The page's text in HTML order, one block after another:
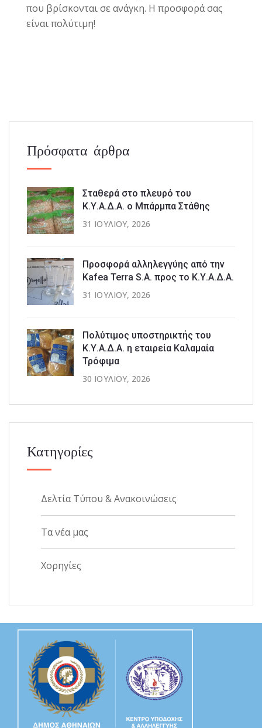
που βρίσκονται σε ανάγκη. Η προσφορά σας
είναι πολύτιμη!
Πρόσφατα άρθρα
Σταθερά στο πλευρό του
Κ.Υ.Α.Δ.Α. ο Μπάρμπα Στάθης
31 ΙΟΥΛΊΟΥ, 2026
Προσφορά αλληλεγγύης από την
Kafea Terra S.A. προς το Κ.Υ.Α.Δ.Α.
31 ΙΟΥΛΊΟΥ, 2026
Πολύτιμος υποστηρικτής του
Κ.Υ.Α.Δ.Α. η εταιρεία Καλαμαία
Τρόφιμα
30 ΙΟΥΛΊΟΥ, 2026
Κατηγορίες
Δελτία Τύπου & Ανακοινώσεις
Τα νέα μας
Χορηγίες